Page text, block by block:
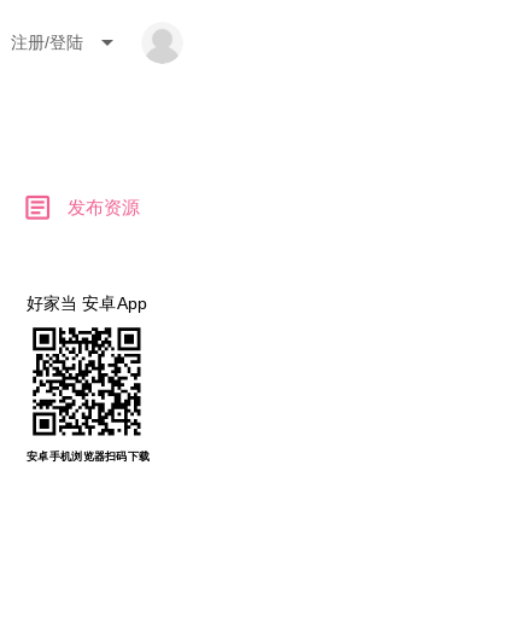
注册/登陆 arrow_drop_down
article 发布资源
好家当 安卓App
安卓手机浏览器扫码下载